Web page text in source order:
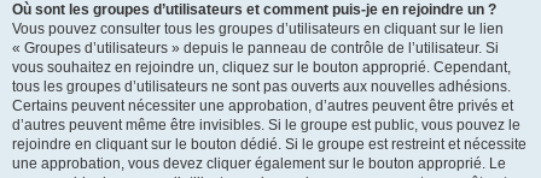
Où sont les groupes d’utilisateurs et comment puis-je en rejoindre un ?
Vous pouvez consulter tous les groupes d’utilisateurs en cliquant sur le lien
« Groupes d’utilisateurs » depuis le panneau de contrôle de l’utilisateur. Si
vous souhaitez en rejoindre un, cliquez sur le bouton approprié. Cependant,
tous les groupes d’utilisateurs ne sont pas ouverts aux nouvelles adhésions.
Certains peuvent nécessiter une approbation, d’autres peuvent être privés et
d’autres peuvent même être invisibles. Si le groupe est public, vous pouvez le
rejoindre en cliquant sur le bouton dédié. Si le groupe est restreint et nécessite
une approbation, vous devez cliquer également sur le bouton approprié. Le